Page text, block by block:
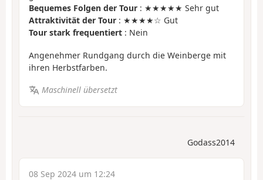
Bequemes Folgen der Tour : ★★★★★ Sehr gut
Attraktivität der Tour : ★★★★☆ Gut
Tour stark frequentiert : Nein
Angenehmer Rundgang durch die Weinberge mit
ihren Herbstfarben.
Maschinell übersetzt
Godass2014
08 Sep 2024 um 12:24